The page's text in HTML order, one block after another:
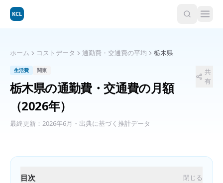
KCL
ホーム コストデータ 通勤費・交通費の平均 栃木県
生活費 関東
栃木県の通勤費・交通費の月額
（2026年）
最終更新： 2026年6月 ・出典に基づく推計データ
共
有
目次 閉じる